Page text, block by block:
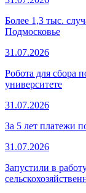
Более 1,3 тыс.
Подмосковье
31.07.2026
Робота для сбора
университете
31.07.2026
За 5 лет платежи
31.07.2026
Запустили в